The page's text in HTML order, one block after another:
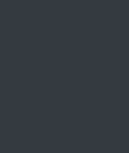
телефны и адреса.